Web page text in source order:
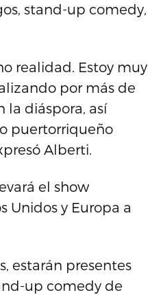
stand-up comedy,
realidad. Estoy muy
por más de
la diáspora, así
puertorriqueño
Alberti.
el show
Unidos y Europa a
estarán presentes
up comedy de